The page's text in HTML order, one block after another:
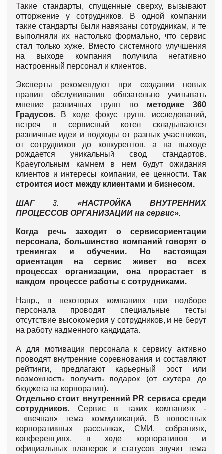
Такие стандарты, спущенные сверху, вызывают
отторжение у сотрудников. В одной компании
такие стандарты были навязаны сотрудникам, и те
выполняли их настолько формально, что сервис
стал только хуже. Вместо системного улучшения
на выходе компания получила негативно
настроенный персонал и клиентов.
Эксперты рекомендуют при создании новых
правил обслуживания обязательно учитывать
мнение различных групп по методике 360
Градусов. В ходе фокус групп, исследований,
встреч в сервисный котел складываются
различные идеи и подходы от разных участников,
от сотрудников до конкурентов, а на выходе
рождается уникальный свод стандартов.
Краеугольным камнем в нем будут ожидания
клиентов и интересы компании, ее ценности. Так
строится мост между клиентами и бизнесом.
ШАГ 3. «НАСТРОЙКА ВНУТРЕННИХ
ПРОЦЕССОВ ОРГАНИЗАЦИИ на сервис».
Когда речь заходит о сервисориентации
персонала, большинство компаний говорят о
тренингах и обучении. Но настоящая
ориентация на сервис живет во всех
процессах организации, она прорастает в
каждом процессе работы с сотрудниками.
Напр., в некоторых компаниях при подборе
персонала проводят специальные тесты
отсутствие высокомерия у сотрудников, и не берут
на работу надменного кандидата.
А для мотивации персонала к сервису активно
проводят внутренние соревнования и составляют
рейтинги, предлагают карьерный рост или
возможность получить подарок (от скутера до
бюджета на корпоратив).
Отдельно стоит внутренний PR сервиса среди
сотрудников. Сервис в таких компаниях -
«вечная» тема коммуникаций. В новостных
корпоративных рассылках, СМИ, собраниях,
конференциях, в ходе корпоративов и
официальных планерок и статусов звучит тема